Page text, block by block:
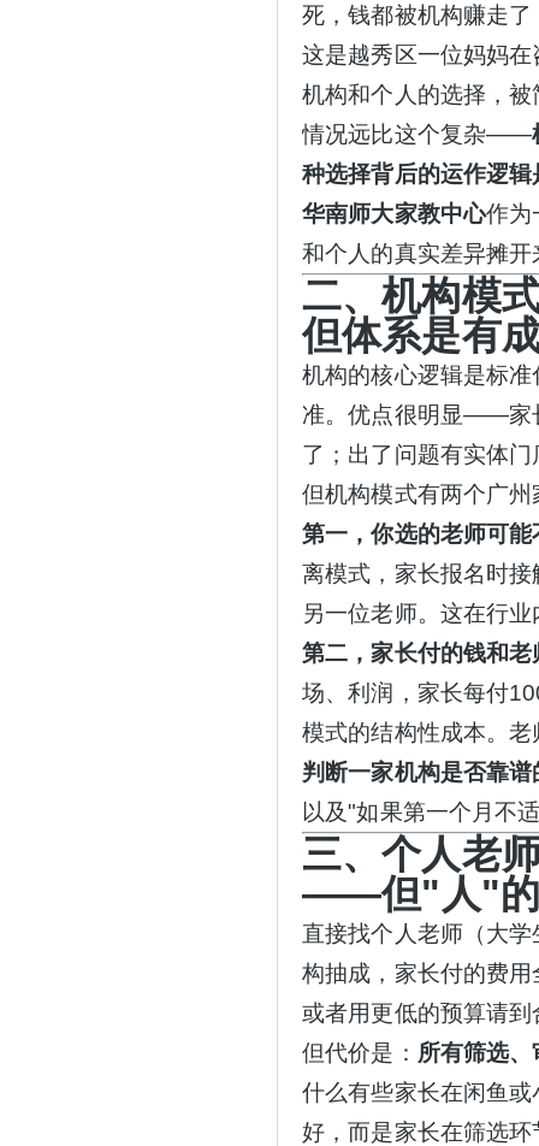
死，钱都被机构赚走
这是越秀区一位妈妈
机构和个人的选择，被
情况远比这个复杂——
种选择背后的运作逻辑
华南师大家教中心作为
和个人的真实差异摊开
二、机构模
但体系是有
机构的核心逻辑是标
准。优点很明显——家
了；出了问题有实体
但机构模式有两个广
第一，你选的老师可
离模式，家长报名时
另一位老师。这在行
第二，家长付的钱和
场、利润，家长每付
模式的结构性成本。
判断一家机构是否靠
以及"如果第一个月不
三、个人老
——但"人"的
直接找个人老师（大
构抽成，家长付的费
或者用更低的预算请
但代价是： 所有筛选
什么有些家长在闲鱼
好，而是家长在筛选